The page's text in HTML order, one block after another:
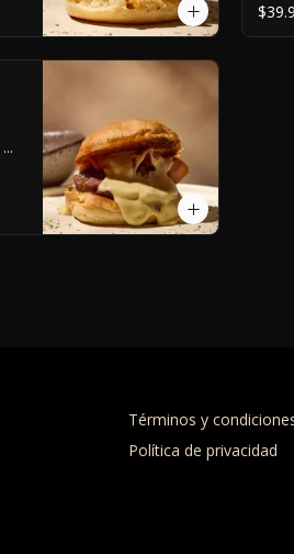
Términos y
Política de privacidad